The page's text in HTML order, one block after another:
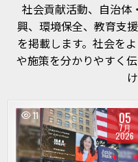
社会貢献活動、自治体
興、環境保全、教育支
を掲載します。社会を
や施策を分かりやすく
11 05
7月
2026
Posted in